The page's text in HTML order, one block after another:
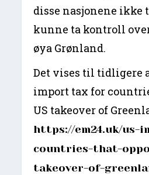
disse nasjonene ikke
kunne ta kontroll
øya Grønland.
Det vises til tidligere
import tax for
US takeover of
https://em24.uk/
countries-that-
takeover-of-